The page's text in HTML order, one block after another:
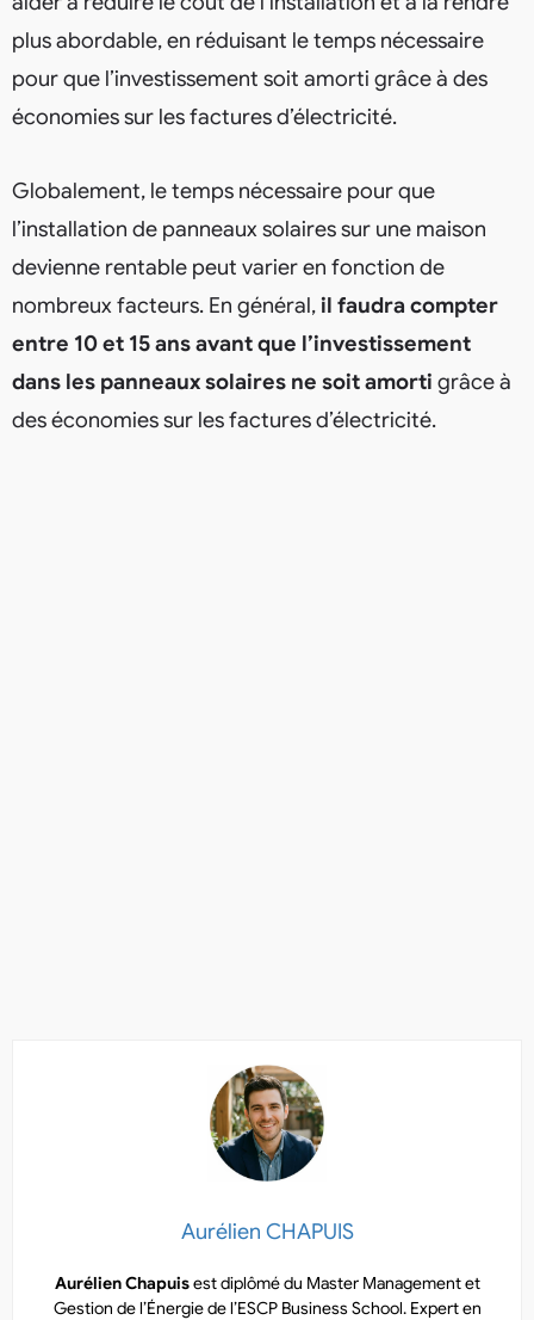
plus abordable, en réduisant le temps nécessaire
pour que l’investissement soit amorti grâce à des
économies sur les factures d’électricité.
Globalement, le temps nécessaire pour que
l’installation de panneaux solaires sur une maison
devienne rentable peut varier en fonction de
nombreux facteurs. En général,il faudra compter
entre 10 et 15 ans avant que l’investissement
dans les panneaux solaires ne soit amorti grâce à
des économies sur les factures d’électricité.
Aurélien CHAPUIS
Aurélien Chapuisest diplômé du Master Management et
Gestion de l’Énergie de l’ESCP Business School. Expert en